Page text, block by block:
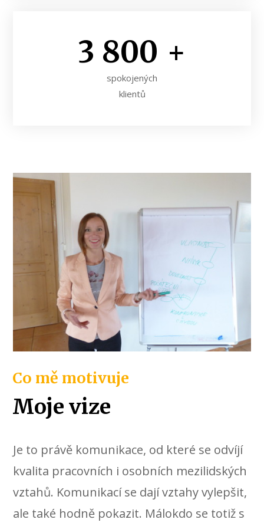
3 800 +
spokojených
klientů
Co mě motivuje
Moje vize
Je to právě komunikace, od které se odvíjí
kvalita pracovních i osobních mezilidských
vztahů. Komunikací se dají vztahy vylepšit,
ale také hodně pokazit. Málokdo se totiž s